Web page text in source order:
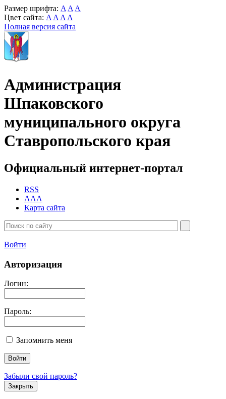
Размер шрифта: A A A
Цвет сайта: A A A A
Полная версия сайта
Администрация
Шпаковского
муниципального округа
Ставропольского края
Официальный интернет-портал
RSS
AAA
Карта сайта
Войти
Авторизация
Логин:
Пароль:
Запомнить меня
Забыли свой пароль?
Закрыть